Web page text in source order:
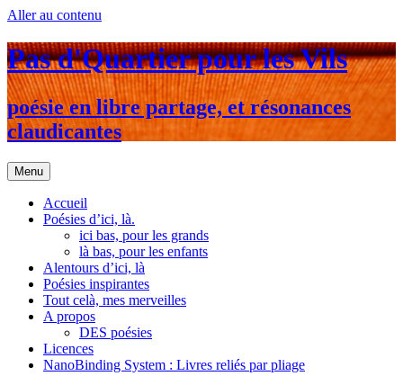
Aller au contenu
Pas d'Quartier pour les Vils
poésie en libre partage, et résonances
claudicantes
Menu
Accueil
Poésies d’ici, là.
ici bas, pour les grands
là bas, pour les enfants
Alentours d’ici, là
Poésies inspirantes
Tout celà, mes merveilles
A propos
DES poésies
Licences
NanoBinding System : Livres reliés par pliage